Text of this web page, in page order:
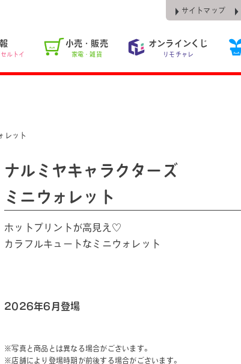
サイトマップ
ルトイ
小売・販売
家電・雑貨
オンラインくじ
リモチャレ
レット
ナルミヤキャラクターズ
ミニウォレット
ホットプリントが高見え♡
カラフルキュートなミニウォレット
2026年6月登場
※写真と商品とは異なる場合がございます。
※店舗により登場時期が前後する場合がございます。